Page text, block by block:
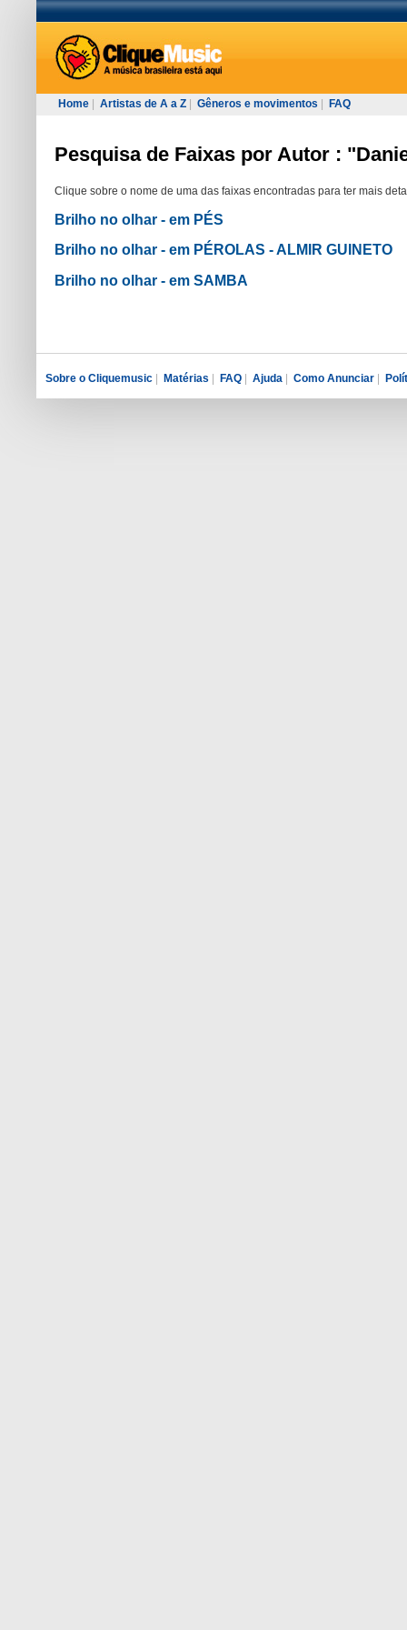
Home Artistas de A a Z Gêneros e movimentos FAQ
Pesquisa de Faixas por Autor :
Clique sobre o nome de uma das faixas encontradas para ter mais
Brilho no olhar - em PÉS
Brilho no olhar - em PÉROLAS - ALMIR GUINETO
Brilho no olhar - em SAMBA
Sobre o Cliquemusic | Matérias | FAQ | Ajuda | Como Anunciar |